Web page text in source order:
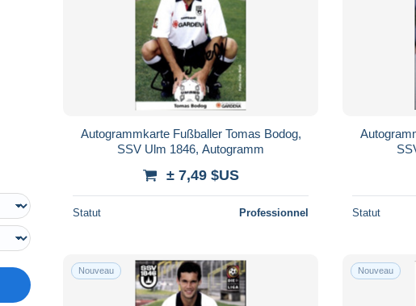
Autogrammkarte Fußballer Tomas Bodog,
SSV Ulm 1846, Autogramm
± 7,49 $US
Statut Professionnel Statut
Nouveau Nouveau